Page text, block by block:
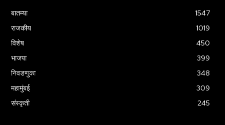
बातम्या
1547
राजकीय
1019
विशेष
450
भाजपा
399
निवडणुका
348
महामुंबई
309
संस्कृती
245